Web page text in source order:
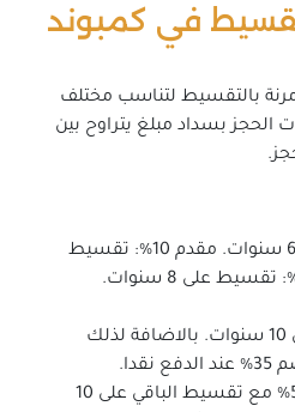
في كمبوند
بالتقسيط لتناسب مختلف
الحجز بسداد مبلغ يتراوح بين
مقدم 5%: تقسيط على 6 سنوات. مقدم 10%: تقسيط
على 7 سنوات. مقدم 15%: تقسيط على 8 سنوات.
مقدم 25%: تقسيط على 10 سنوات. بالاضافة لذلك
النظام الموسع: مقدم 5% مع تقسيط الباقي على 10